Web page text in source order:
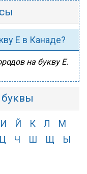
Е в Канаде?
на букву Е.
И Й К Л
М
Ц Ч Ш Щ
Ы